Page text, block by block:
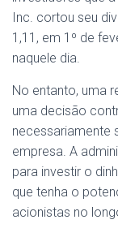
Inc. cortou seu
1,11, em 1º de
naquele dia.
No entanto, uma
uma decisão
necessariamente
empresa. A
para investir o
que tenha o
acionistas no